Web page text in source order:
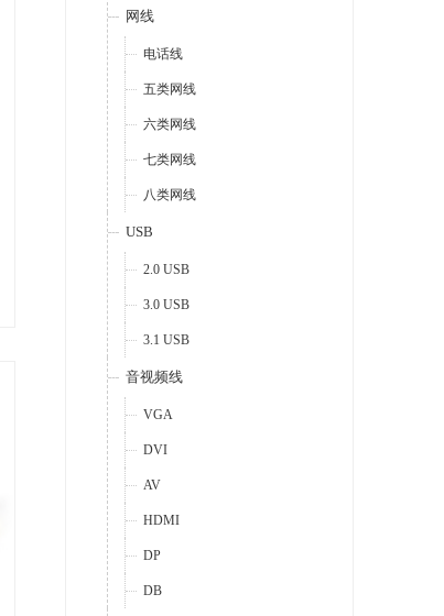
网线
电话线
五类网线
六类网线
七类网线
八类网线
USB
2.0 USB
3.0 USB
3.1 USB
音视频线
VGA
DVI
AV
HDMI
DP
DB